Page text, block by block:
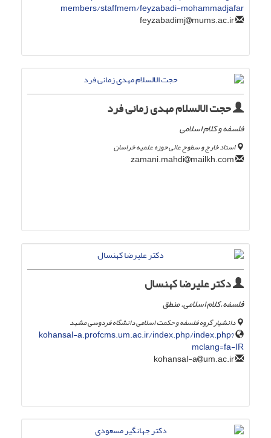
members/staffmem/feyzabadi-mohammadjafar
mums.ac.ir
حجت الالسلام مهدی زمانی فرد
فلسفه و کلام اسلامی
استاد خارج و سطوح عالی حوزه علمیه خراسان
mailkh.com
دکتر علیرضا کهنسال
فلسفه.کلام اسلامی. منطق
دانشیار گروه فلسفه و حکمت اسلامی دانشگاه فردوسی مشهد
kohansal-a.profcms.um.ac.ir/index.php/index.php?
mclang=fa-IR
um.ac.ir